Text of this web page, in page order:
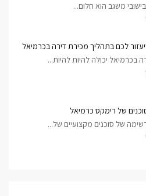
משגב הוא חלום...
בכרמיאל יכולה להיות להיות...
של רימקס כרמיאל
של סוכנים מקצועיים של...